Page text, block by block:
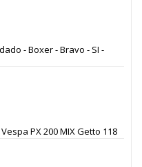
- Boxer - Bravo - SI -
PX 200 MIX Getto 118